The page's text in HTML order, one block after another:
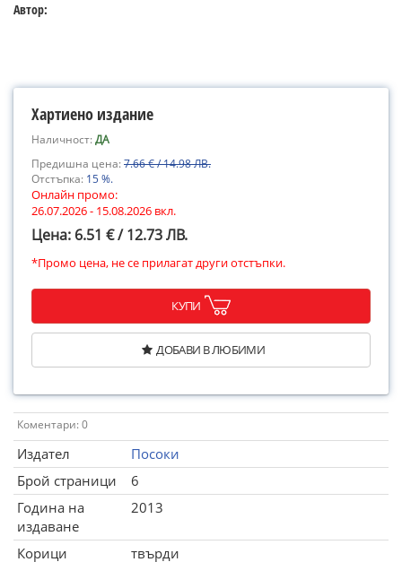
Автор:
Хартиено издание
Наличност:ДА
Предишна цена:7.66 € / 14.98 ЛВ.
Отстъпка: 15 %.
Онлайн промо:
26.07.2026 - 15.08.2026 вкл.
Цена: 6.51 € / 12.73 ЛВ.
*Промо цена, не се прилагат други отстъпки.
КУПИ
ДОБАВИ В ЛЮБИМИ
Коментари: 0
Издател
Посоки
Брой страници
6
Година на
издаване
2013
Корици
твърди